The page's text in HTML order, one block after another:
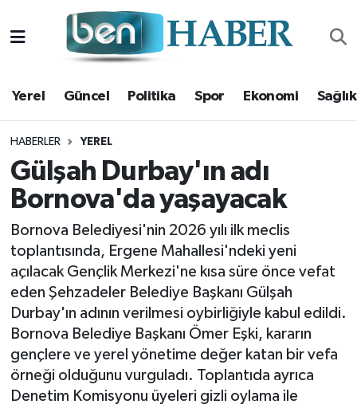
Yerel Güncel Politika Spor Ekonomi Sağlık
HABERLER YEREL
Gülşah Durbay'ın adı
Bornova'da yaşayacak
Bornova Belediyesi'nin 2026 yılı ilk meclis
toplantısında, Ergene Mahallesi'ndeki yeni
açılacak Gençlik Merkezi'ne kısa süre önce vefat
eden Şehzadeler Belediye Başkanı Gülşah
Durbay'ın adının verilmesi oybirliğiyle kabul edildi.
Bornova Belediye Başkanı Ömer Eşki, kararın
gençlere ve yerel yönetime değer katan bir vefa
örneği olduğunu vurguladı. Toplantıda ayrıca
Denetim Komisyonu üyeleri gizli oylama ile
Yerel
Güncel
Politika
Spor
Ekonomi
Sağlık
Magazin
Kültür Sanat
Resmi Reklam
Hava Durumu
Trafik Durumu
Süper Lig Puan Durumu ve Fikstür
Tüm Manşetler
Son Dakika Haberleri
Haber Arşivi